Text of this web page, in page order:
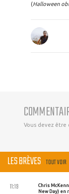
(Halloween
Vous devez
LES BRÈVES TOUT VOIR
Chris
New Day)
11:19